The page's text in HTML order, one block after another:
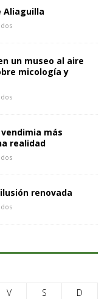
Aliaguilla
un museo al aire
micología y
más
realidad
renovada
V S
D